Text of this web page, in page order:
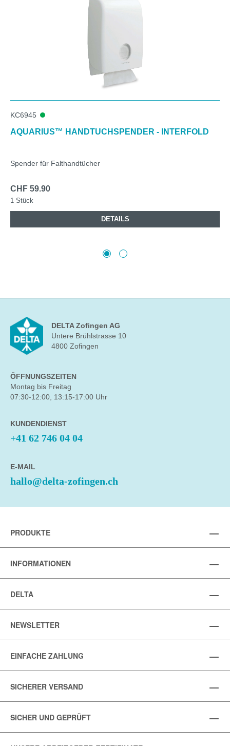
KC6945
AQUARIUS™ HANDTUCHSPENDER - INTERFOLD
Spender für Falthandtücher
CHF 59.90
1 Stück
DETAILS
DELTA Zofingen AG
Untere Brühlstrasse 10
4800 Zofingen
ÖFFNUNGSZEITEN
Montag bis Freitag
07:30-12:00, 13:15-17:00 Uhr
KUNDENDIENST
+41 62 746 04 04
E-MAIL
hallo@delta-zofingen.ch
PRODUKTE
INFORMATIONEN
DELTA
NEWSLETTER
EINFACHE ZAHLUNG
SICHERER VERSAND
SICHER UND GEPRÜFT